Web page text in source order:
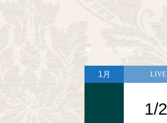
月SCHEDULE 1/
1/
1月 LIVE